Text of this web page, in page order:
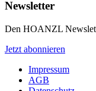
Newsletter
Den HOANZL
Jetzt abonnieren
Impressum
AGB